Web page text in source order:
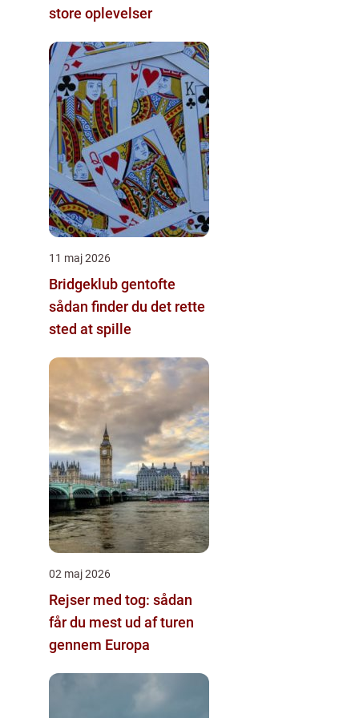
store oplevelser
11 maj 2026
Bridgeklub gentofte
sådan finder du det rette
sted at spille
02 maj 2026
Rejser med tog: sådan
får du mest ud af turen
gennem Europa